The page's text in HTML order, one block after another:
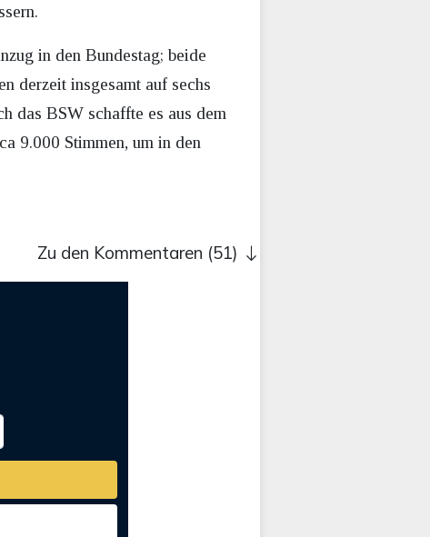
in den Bundestag; beide
derzeit insgesamt auf sechs
das BSW schaffte es aus dem
9.000 Stimmen, um in den
Zu den Kommentaren (51)